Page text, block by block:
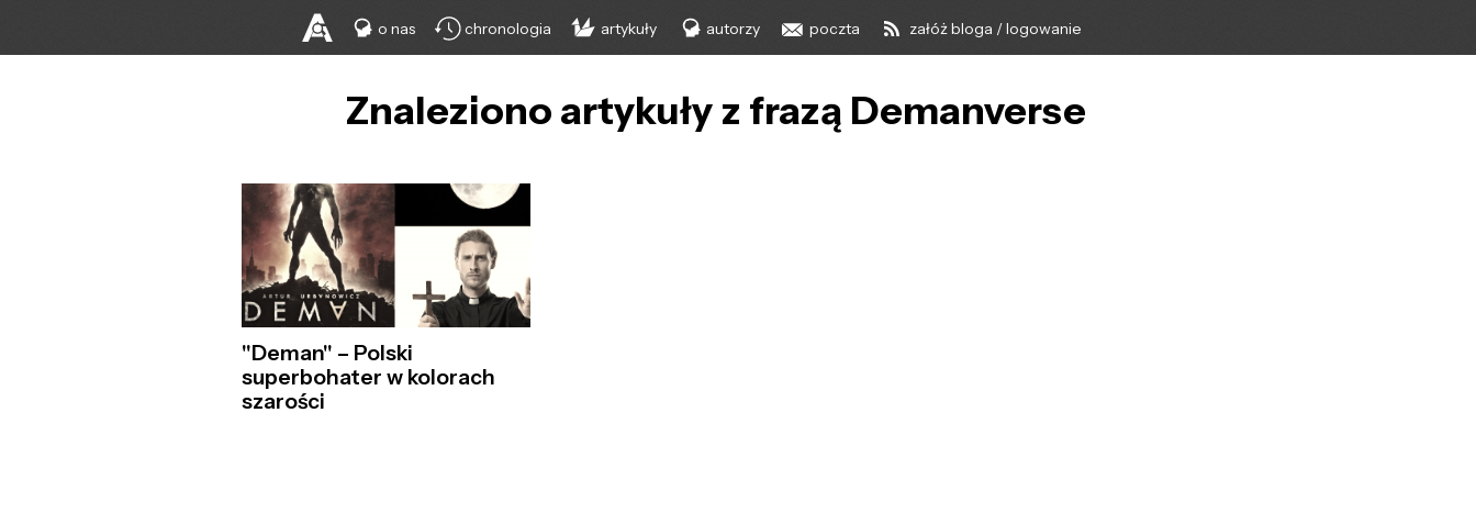
o nas chronologia artykuły autorzy poczta załóż bloga / logowanie
Znaleziono artykuły z frazą Demanverse
"Deman" – Polski
superbohater w kolorach
szarości